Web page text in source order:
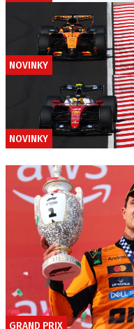
NOVINKY
NOVINKY
GRAND PRIX